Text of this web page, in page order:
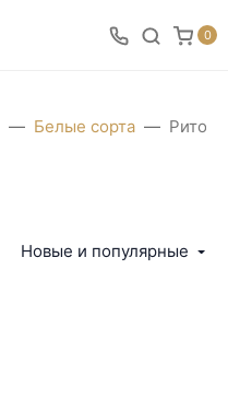
0
Белые сорта Ритон
Новые и популярные